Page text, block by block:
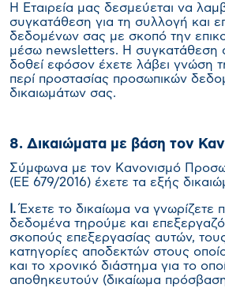
H Εταιρεία μας δεσμεύεται να
συγκατάθεση για τη συλλογή και
δεδομένων σας με σκοπό την
μέσω newsletters. Η συγκατάθεση
δοθεί εφόσον έχετε λάβει γνώση
περί προστασίας προσωπικών
δικαιωμάτων σας.
8. Δικαιώματα με βάση τον
Σύμφωνα με τον Κανονισμό
(ΕΕ 679/2016) έχετε τα εξής
.Έχετε το δικαίωμα να γνωρίζετε
δεδομένα τηρούμε και
σκοπούς επεξεργασίας αυτών,
κατηγορίες αποδεκτών στους
και το χρονικό διάστημα για το
αποθηκευτούν (δικαίωμα